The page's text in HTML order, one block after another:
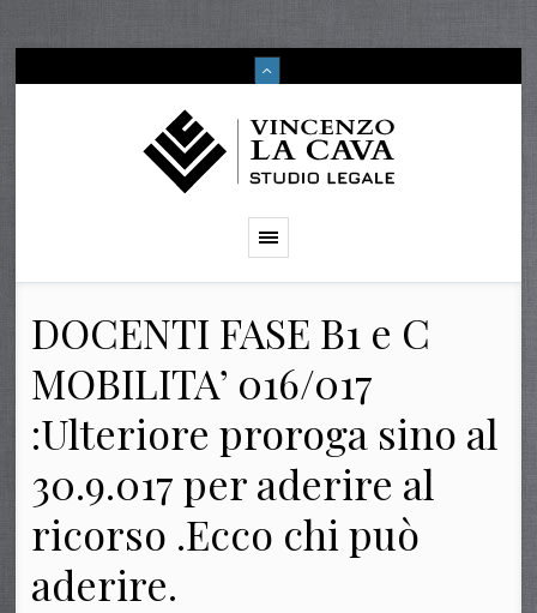
DOCENTI FASE B1 e C
MOBILITA’ 016/017
:Ulteriore proroga sino al
30.9.017 per aderire al
ricorso .Ecco chi può
aderire.